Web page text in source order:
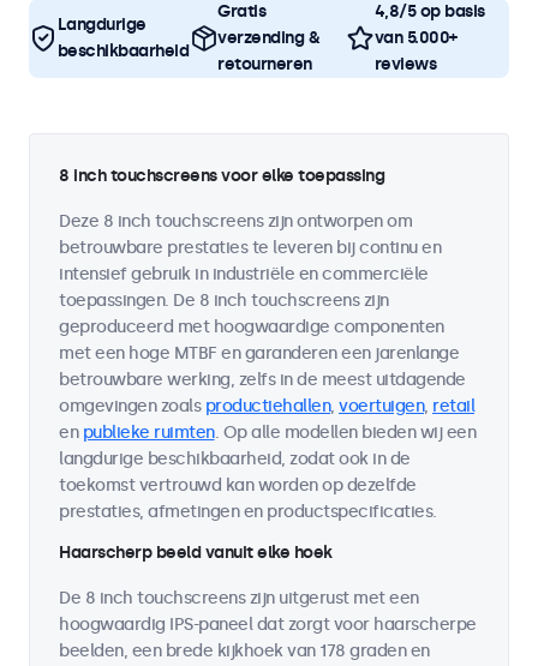
Langdurige
beschikbaarheid
Gratis
verzending &
retourneren
4,8/5 op basis
van 5.000+
reviews
8 inch touchscreens voor elke toepassing
Deze 8 inch touchscreens zijn ontworpen om
betrouwbare prestaties te leveren bij continu en
intensief gebruik in industriële en commerciële
toepassingen. De 8 inch touchscreens zijn
geproduceerd met hoogwaardige componenten
met een hoge MTBF en garanderen een jarenlange
betrouwbare werking, zelfs in de meest uitdagende
omgevingen zoals productiehallen, voertuigen, retail
en publieke ruimten. Op alle modellen bieden wij een
langdurige beschikbaarheid, zodat ook in de
toekomst vertrouwd kan worden op dezelfde
prestaties, afmetingen en productspecificaties.
Haarscherp beeld vanuit elke hoek
De 8 inch touchscreens zijn uitgerust met een
hoogwaardig IPS-paneel dat zorgt voor haarscherpe
beelden, een brede kijkhoek van 178 graden en